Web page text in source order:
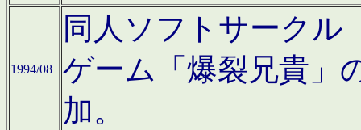
1994/08
同人ソフトサークル
ゲーム「爆裂兄貴」
加。